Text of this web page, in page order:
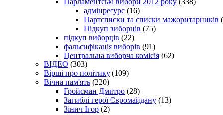
адмінресурс (16)
Партсписки та списки мажоритарників
Підкуп виборців (75)
підкуп виборців (22)
фальсифікація виборів (91)
Центральна виборча комісія (62)
ВІДЕО (303)
Вірші про політику (109)
Вічна пам'ять (220)
Гройсман Дмитро (28)
Загиблі герої Євромайдану (13)
Зінич Ігор (2)